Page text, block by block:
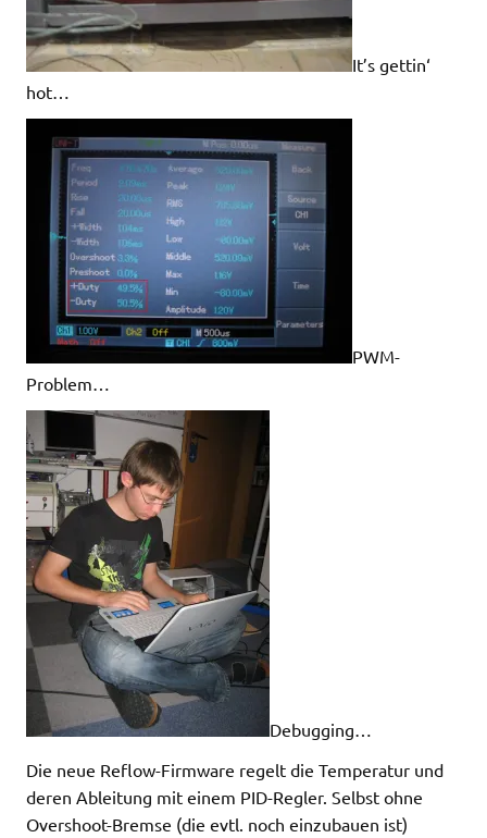
It’s gettin‘
hot…
PWM-
Problem…
Debugging…
Die neue Reflow-Firmware regelt die Temperatur und
deren Ableitung mit einem PID-Regler. Selbst ohne
Overshoot-Bremse (die evtl. noch einzubauen ist)